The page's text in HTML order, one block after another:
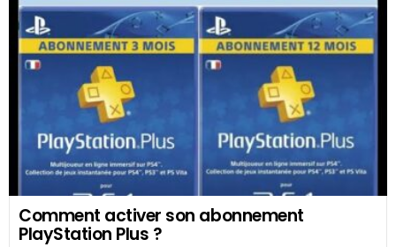
Comment activer son abonnement
PlayStation Plus ?